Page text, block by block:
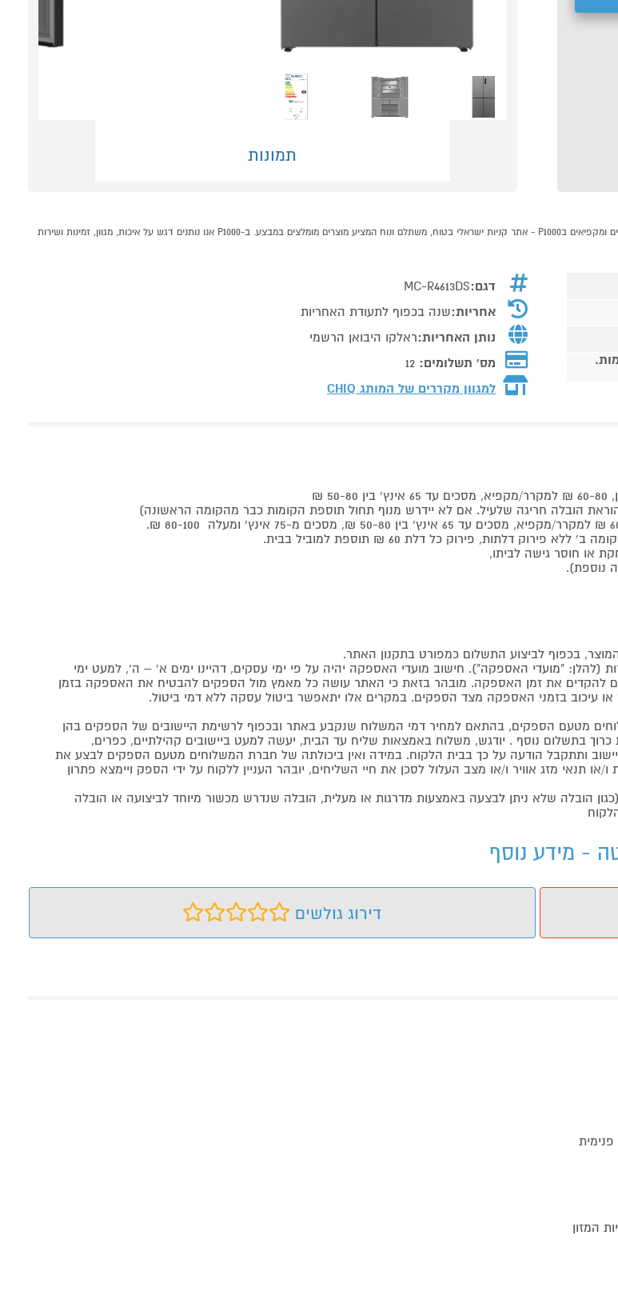
תמונות
מקרר 4 דלתות 601 ליטר CHiQ MC-R4613DS נירוסטה קונים אונליין בקטגוריית מקרר 4 דלתות במחלקת מקררים ומקפיאים בP1000 - אתר קניות ישראלי בטוח, משתלם ונוח המציע מוצרים מומלצים במבצע. ב-P1000 אנו נותנים דגש על איכות, מגוון, זמינות ושירות
דגם:MC-R4613DS
אחריות:שנה בכפוף לתעודת האחריות
נותן האחריות:ראלקו היבואן הרשמי
מס' תשלומים: 12
למגוון מקררים של המותג CHIQ
פירוק כל דלת 60 ₪ תוספת למוביל בבית.
בכפוף לביצוע התשלום כמפורט בתקנון האתר.
(להלן: "מועדי האספקה"). חישוב מועדי האספקה יהיה על פי ימי עסקים, דהיינו ימים א' – ה', למעט ימי
להקדים את זמן האספקה. מובהר בזאת כי האתר עושה כל מאמץ מול הספקים להבטיח את האספקה בזמן
עיכוב בזמני האספקה מצד הספקים. במקרים אלו יתאפשר ביטול עסקה ללא דמי ביטול.
מטעם הספקים, בהתאם למחיר דמי המשלוח שנקבע באתר ובכפוף לרשימת היישובים של הספקים בהן
בתשלום נוסף . יודגש, משלוח באמצאות שליח עד הבית, יעשה למעט ביישובים קהילתיים, כפרים,
היישוב ותתקבל הודעה על כך בבית הלקוח. במידה ואין ביכולתה של חברת המשלוחים מטעם הספקים לבצע את
תנאי מזג אוויר ו/או מצב העלול לסכן את חיי השליחים, יובהר העניין ללקוח על ידי הספק ויימצא פתרון
הובלה שלא ניתן לבצעה באמצעות מדרגות או מעלית, הובלה שנדרש מכשור מיוחד לביצועה או הובלה
דירוג גולשים
המזון